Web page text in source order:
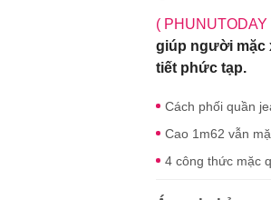
( PHUNUTODAY
giúp người mặc
tiết phức tạp.
Cách phối quần
Cao 1m62 vẫn
4 công thức mặc